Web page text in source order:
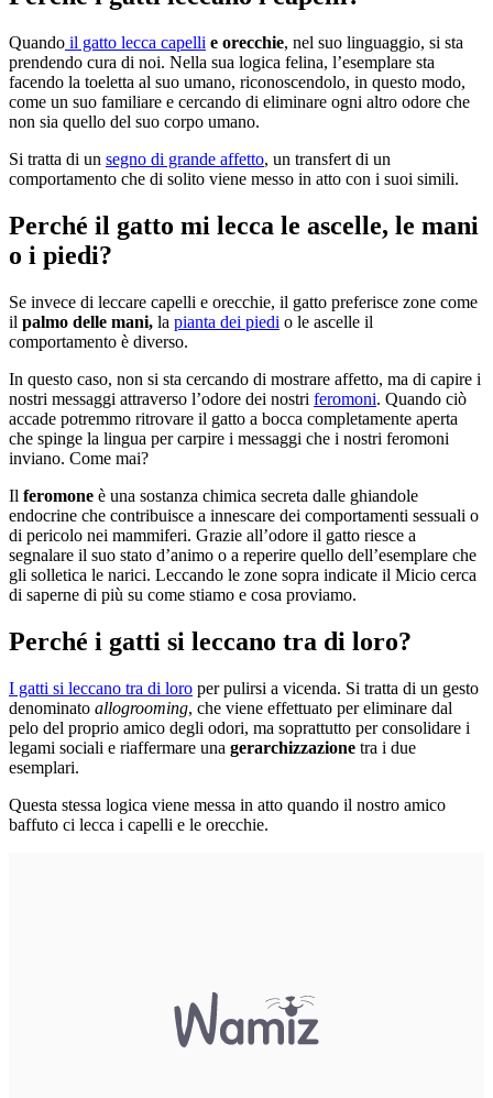
Quando il gatto lecca capelli e orecchie, nel suo linguaggio, si sta
prendendo cura di noi. Nella sua logica felina, l’esemplare sta
facendo la toeletta al suo umano, riconoscendolo, in questo modo,
come un suo familiare e cercando di eliminare ogni altro odore che
non sia quello del suo corpo umano.
Si tratta di un segno di grande affetto, un transfert di un
comportamento che di solito viene messo in atto con i suoi simili.
Perché il gatto mi lecca le ascelle, le mani
o i piedi?
Se invece di leccare capelli e orecchie, il gatto preferisce zone come
il palmo delle mani, la pianta dei piedi o le ascelle il
comportamento è diverso.
In questo caso, non si sta cercando di mostrare affetto, ma di capire i
nostri messaggi attraverso l’odore dei nostri feromoni. Quando ciò
accade potremmo ritrovare il gatto a bocca completamente aperta
che spinge la lingua per carpire i messaggi che i nostri feromoni
inviano. Come mai?
Il feromone è una sostanza chimica secreta dalle ghiandole
endocrine che contribuisce a innescare dei comportamenti sessuali o
di pericolo nei mammiferi. Grazie all’odore il gatto riesce a
segnalare il suo stato d’animo o a reperire quello dell’esemplare che
gli solletica le narici. Leccando le zone sopra indicate il Micio cerca
di saperne di più su come stiamo e cosa proviamo.
Perché i gatti si leccano tra di loro?
I gatti si leccano tra di loro per pulirsi a vicenda. Si tratta di un gesto
denominato allogrooming, che viene effettuato per eliminare dal
pelo del proprio amico degli odori, ma soprattutto per consolidare i
legami sociali e riaffermare una gerarchizzazione tra i due
esemplari.
Questa stessa logica viene messa in atto quando il nostro amico
baffuto ci lecca i capelli e le orecchie.